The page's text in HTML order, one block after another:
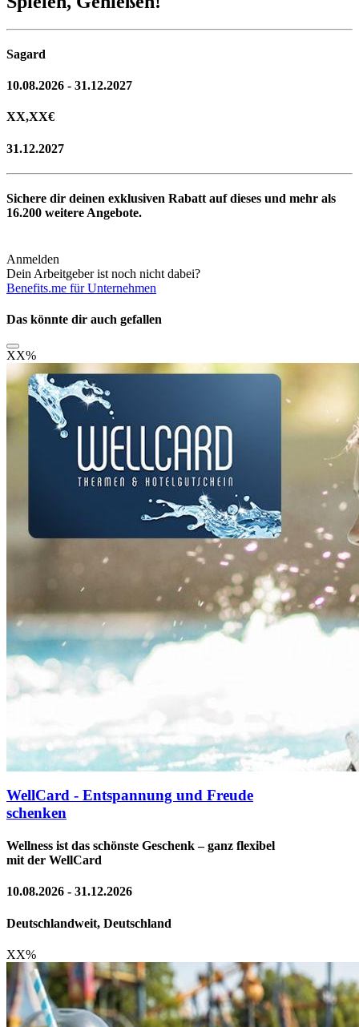
Sagard
10.08.2026 - 31.12.2027
XX,XX€
31.12.2027
Sichere dir deinen exklusiven Rabatt auf dieses und mehr als
16.200 weitere Angebote.
Anmelden
Dein Arbeitgeber ist noch nicht dabei?
Benefits.me für Unternehmen
Das könnte dir auch gefallen
XX%
WellCard - Entspannung und Freude
schenken
Wellness ist das schönste Geschenk – ganz flexibel
mit der WellCard
10.08.2026 - 31.12.2026
Deutschlandweit, Deutschland
XX%